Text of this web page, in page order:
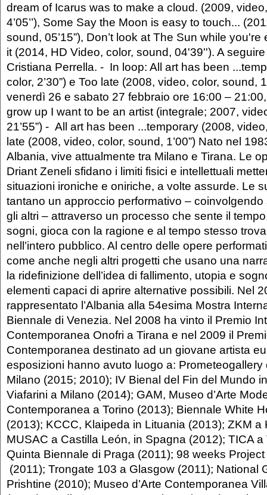
dream of Icarus was to make a cloud. (2009,
4’05’’), Some Say the Moon is easy to touch...
sound, 05’15”), Don’t look at The Sun while
it (2014, HD Video, color, sound, 04'39''). A
Cristiana Perrella. - In loop: All art has been
color, 2’30”) e Too late (2008, video, color, sound,
venerdì 26 e sabato 27 febbraio ore 16:00 –
grow up I want to be an artist (integrale; 2007,
21’55”) - All art has been ...temporary (2008,
late (2008, video, color, sound, 1’00”) Nato nel
Albania, vive attualmente tra Milano e Tirana. Le
Driant Zeneli sfidano i limiti fisici e intellettuali
situazioni ironiche e oniriche, a volte assurde. Le
tantano un approccio performativo –
gli altri – attraverso un processo che sente il
sogni, gioca con la ragione e al tempo stesso
nell’intero pubblico. Al centro delle opere
come anche negli altri progetti che usano una
la ridefinizione dell’idea di fallimento, utopia e
elementi capaci di aprire alternative possibili. Nel
rappresentato l’Albania alla 54esima Mostra
Biennale di Venezia. Nel 2008 ha vinto il Premio
Contemporanea Onofri a Tirana e nel 2009 il
Contemporanea destinato ad un giovane artista
esposizioni hanno avuto luogo a: Prometeogallery
Milano (2015; 2010); IV Bienal del Fin del Mundo
Viafarini a Milano (2014); GAM, Museo d’Arte
Contemporanea a Torino (2013); Biennale White
(2013); KCCC, Klaipeda in Lituania (2013); ZKM a
MUSAC a Castilla León, in Spagna (2012); TICA a
Quinta Biennale di Praga (2011); 98 weeks
(2011); Trongate 103 a Glasgow (2011); National
Prishtine (2010); Museo d’Arte Contemporanea